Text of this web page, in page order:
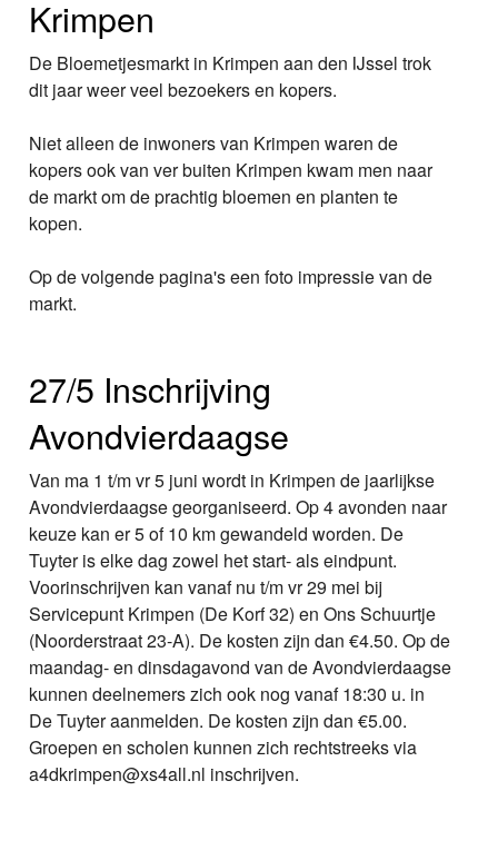
Krimpen
De Bloemetjesmarkt in Krimpen aan den IJssel trok
dit jaar weer veel bezoekers en kopers.
Niet alleen de inwoners van Krimpen waren de
kopers ook van ver buiten Krimpen kwam men naar
de markt om de prachtig bloemen en planten te
kopen.
Op de volgende pagina's een foto impressie van de
markt.
27/5 Inschrijving
Avondvierdaagse
Van ma 1 t/m vr 5 juni wordt in Krimpen de jaarlijkse
Avondvierdaagse georganiseerd. Op 4 avonden naar
keuze kan er 5 of 10 km gewandeld worden. De
Tuyter is elke dag zowel het start- als eindpunt.
Voorinschrijven kan vanaf nu t/m vr 29 mei bij
Servicepunt Krimpen (De Korf 32) en Ons Schuurtje
(Noorderstraat 23-A). De kosten zijn dan €4.50. Op de
maandag- en dinsdagavond van de Avondvierdaagse
kunnen deelnemers zich ook nog vanaf 18:30 u. in
De Tuyter aanmelden. De kosten zijn dan €5.00.
Groepen en scholen kunnen zich rechtstreeks via
a4dkrimpen@xs4all.nl inschrijven.